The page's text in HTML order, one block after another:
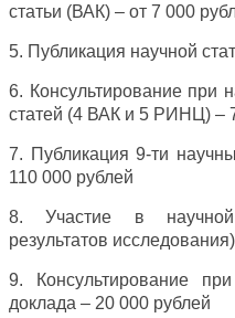
статьи (ВАК) – от 7 000
5. Публикация научной
6. Консультирование при
статей (4 ВАК и 5 РИНЦ) –
7. Публикация 9-ти
110 000 рублей
8. Участие в научной
результатов
9. Консультирование
доклада – 20 000 рублей